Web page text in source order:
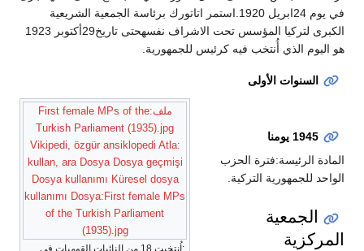
في يوم 24ابريل 1920.استمر اتاتورك برئاسة الجمعية الشريعية
الكبرى لتركيا المؤسس تحت الاشراف نفسهحتى تاريخ29أكتوبر 1923
هو اليوم الذي أُنتخب فيه كرئيس للجمهورية.
السنوات الأولى
ملف:First female MPs of the
Turkish Parliament (1935).jpg
Vikipedi, özgür ansiklopedi Atla:
kullan, ara Dosya Dosya geçmişi
Dosya kullanımı Küresel dosya
kullanımı Dosya:First female MPs
of the Turkish Parliament
(1935).jpg
:اُنتخبت 18 من النائبات القوميات في
1945 يومنا
المادة الرئيسة:فترة الحزب
الواحد للجمهورية التركية.
الجمعية
المركزية